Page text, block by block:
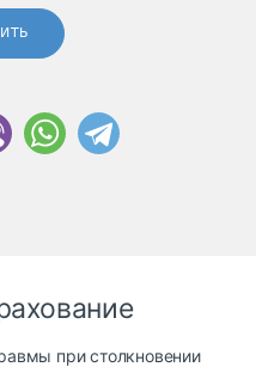
при столкновении